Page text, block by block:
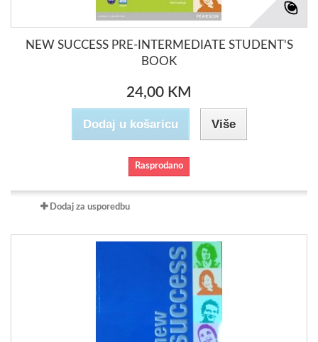
NEW SUCCESS PRE-INTERMEDIATE STUDENT'S
BOOK
24,00 KM
Dodaj u košaricu Više
Rasprodano
Dodaj za usporedbu